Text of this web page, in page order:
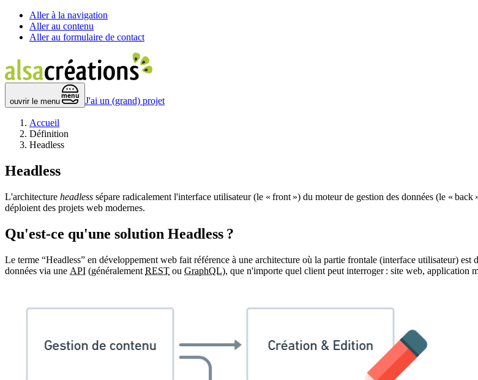
Aller à la navigation
Aller au contenu
Aller au formulaire de contact
ouvrir le menu
menu
J'ai un (grand) projet
Accueil
Définition
Headless
Headless
L'architecture headless sépare radicalement l'interface utilisateur (le « front ») du moteur de gestion des données (le «
déploient des projets web modernes.
Qu'est-ce qu'une solution Headless ?
Le terme Headless en développement web fait référence à une architecture où la partie frontale (interface utilisateur) est
données via une API (généralement REST ou GraphQL), que n'importe quel client peut interroger : site web, application